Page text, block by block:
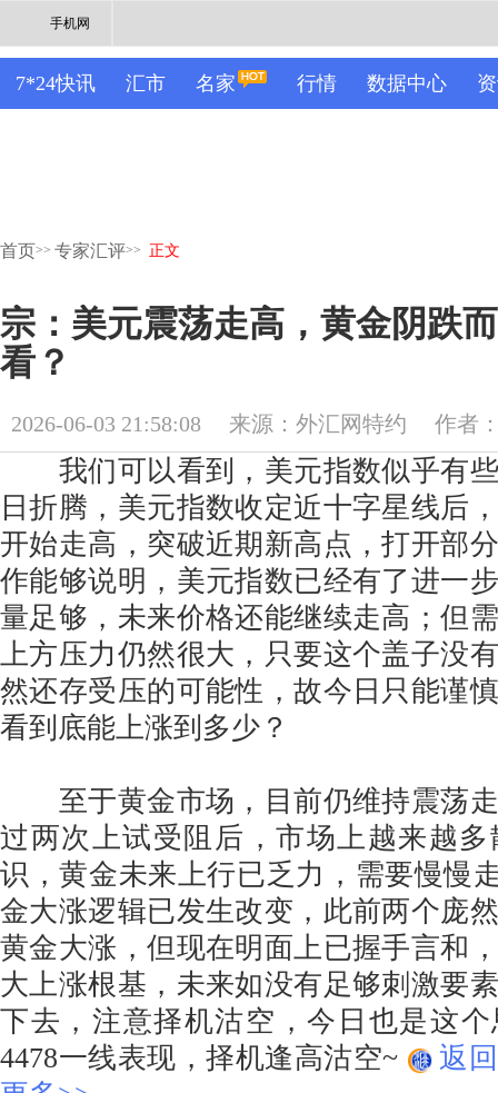
手机网
7*24快讯 汇市 名家 行情 数据中心
首页>> 专家汇评>> 正文
宗：美元震荡走高，黄金阴跌
看？
2026-06-03 21:58:08 来源：外汇网特约 作者
我们可以看到，美元指数似乎有些
日折腾，美元指数收定近十字星线后
开始走高，突破近期新高点，打开部
作能够说明，美元指数已经有了进一
量足够，未来价格还能继续走高；但
上方压力仍然很大，只要这个盖子没
然还存受压的可能性，故今日只能谨
看到底能上涨到多少？
至于黄金市场，目前仍维持震荡走
过两次上试受阻后，市场上越来越
识，黄金未来上行已乏力，需要慢慢
金大涨逻辑已发生改变，此前两个庞
黄金大涨，但现在明面上已握手言和
大上涨根基，未来如没有足够刺激要
下去，注意择机沽空，今日也是这个
4478一线表现，择机逢高沽空~
返